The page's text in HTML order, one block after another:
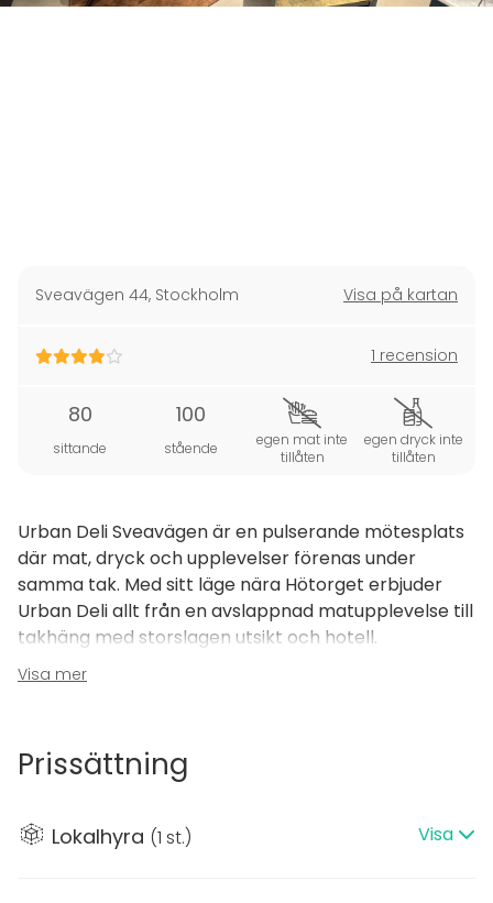
Sveavägen 44, Stockholm Visa på kartan
1 recension
80
sittande
100
stående
egen mat inte
tillåten
egen dryck inte
tillåten
Urban Deli Sveavägen är en pulserande mötesplats
där mat, dryck och upplevelser förenas under
samma tak. Med sitt läge nära Hötorget erbjuder
Urban Deli allt från en avslappnad matupplevelse till
takhäng med storslagen utsikt och hotell.
Välkommen att hitta ditt nya favoritutrymme mitt i
Stockholm!
Urban Delis Mötesrum en inspirerande miljö med plats
nödvändig teknik, inklusive projektor och ljudsystem,
vilket gör det perfekt för allt från presentationer till
Visa mer
Prissättning
Lokalhyra (1 st.) Visa